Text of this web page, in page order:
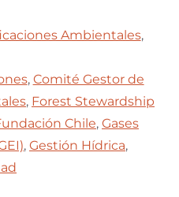
Ambientales,
, Comité Gestor de
, Forest Stewardship
Chile, Gases
, Gestión Hídrica,